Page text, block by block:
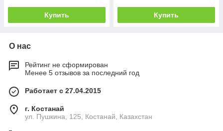
Купить Купить
О нас
Рейтинг не сформирован
Менее 5 отзывов за последний год
Работает с 27.04.2015
г. Костанай
ул. Пушкина, 125, Костанай, Казахстан